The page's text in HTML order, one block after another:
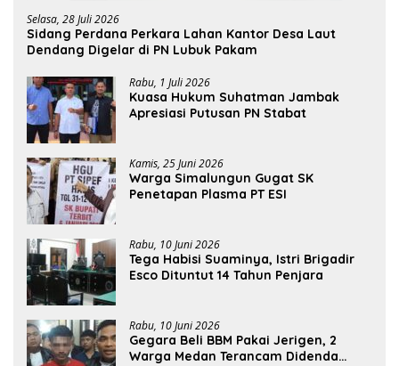
Selasa, 28 Juli 2026
Sidang Perdana Perkara Lahan Kantor Desa Laut
Dendang Digelar di PN Lubuk Pakam
Rabu, 1 Juli 2026
Kuasa Hukum Suhatman Jambak
Apresiasi Putusan PN Stabat
Kamis, 25 Juni 2026
Warga Simalungun Gugat SK
Penetapan Plasma PT ESI
Rabu, 10 Juni 2026
Tega Habisi Suaminya, Istri Brigadir
Esco Dituntut 14 Tahun Penjara
Rabu, 10 Juni 2026
Gegara Beli BBM Pakai Jerigen, 2
Warga Medan Terancam Didenda